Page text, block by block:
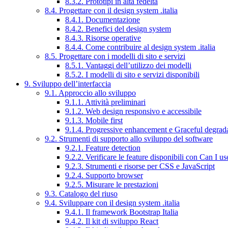
8.4. Progettare con il design system .italia
8.4.1. Documentazione
8.4.2. Benefici del design system
8.4.3. Risorse operative
8.4.4. Come contribuire al design system .italia
8.5. Progettare con i modelli di sito e servizi
8.5.1. Vantaggi dell’utilizzo dei modelli
8.5.2. I modelli di sito e servizi disponibili
9. Sviluppo dell’interfaccia
9.1. Approccio allo sviluppo
9.1.1. Attività preliminari
9.1.2. Web design responsivo e accessibile
9.1.3. Mobile first
9.1.4. Progressive enhancement e Graceful
9.2. Strumenti di supporto allo sviluppo del software
9.2.1. Feature detection
9.2.2. Verificare le feature disponibili con Can I
9.2.3. Strumenti e risorse per CSS e JavaScript
9.2.4. Supporto browser
9.2.5. Misurare le prestazioni
9.3. Catalogo del riuso
9.4. Sviluppare con il design system .italia
9.4.1. Il framework Bootstrap Italia
9.4.2. Il kit di sviluppo React